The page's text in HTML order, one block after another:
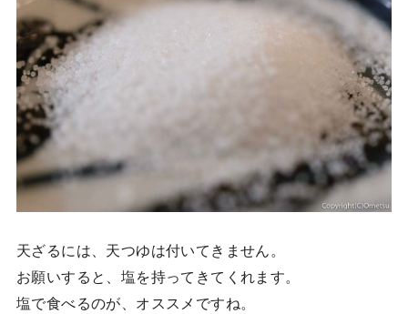
天ざるには、天つゆは付いてきません。
お願いすると、塩を持ってきてくれます。
塩で食べるのが、オススメですね。